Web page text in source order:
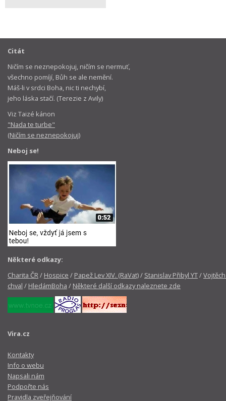
Citát
Ničím se neznepokojuj, ničím se nermuť,
všechno pomíjí, Bůh se ale nemění.
Máš-li v srdci Boha, nic ti nechybí,
jeho láska stačí. (Terezie z Avily)
Viz Taizé kánon
"Nada te turbe"
(Ničím se neznepokojuj)
Neboj se!
Některé odkazy:
Charita ČR/ Hospice / Papež Lev XIV. (RaVat)/ Stanislav Přibyl YT/
chval / HledámBoha / Některé další odkazy naleznete zde
Vira.cz
Kontakty
Info o webu
Napsali nám
Podpořte nás
Pravidla zveřejňování